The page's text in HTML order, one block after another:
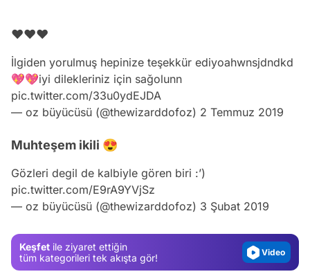
❤❤❤
İlgiden yorulmuş hepinize teşekkür ediyoahwnsjdndkd
💖💖iyi dilekleriniz için sağolunn
pic.twitter.com/33u0ydEJDA
— oz büyücüsü (@thewizarddofoz) 2 Temmuz 2019
Muhteşem ikili 😍
Gözleri degil de kalbiyle gören biri :’)
pic.twitter.com/E9rA9YVjSz
— oz büyücüsü (@thewizarddofoz) 3 Şubat 2019
Keşfet ile ziyaret ettiğin
tüm kategorileri tek akışta gör!
Gündem
Video